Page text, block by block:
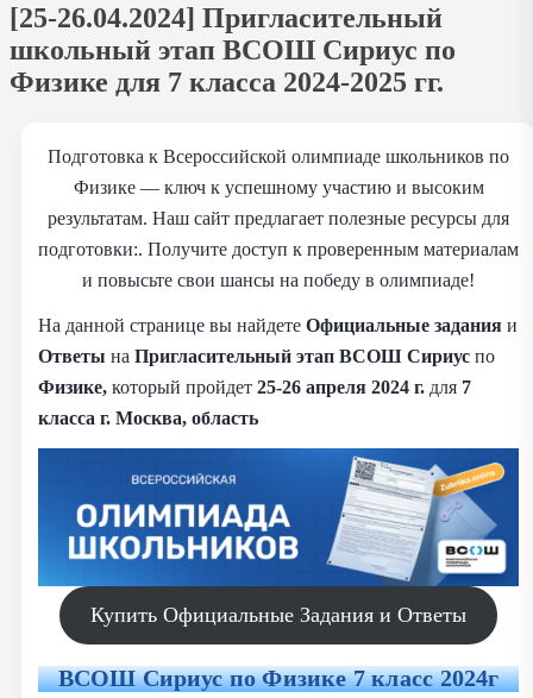
[25-26.04.2024] Пригласительный
школьный этап ВСОШ Сириус по
Физике для 7 класса 2024-2025 гг.
Подготовка к Всероссийской олимпиаде школьников по
Физике — ключ к успешному участию и высоким
результатам. Наш сайт предлагает полезные ресурсы для
подготовки:. Получите доступ к проверенным материалам
и повысьте свои шансы на победу в олимпиаде!
На данной странице вы найдете Официальные задания и
Ответы на Пригласительный этап ВСОШ Сириус по
Физике, который пройдет 25-26 апреля 2024 г. для 7
класса г. Москва, область
Купить Официальные Задания и Ответы
ВСОШ Сириус по Физике 7 класс 2024г